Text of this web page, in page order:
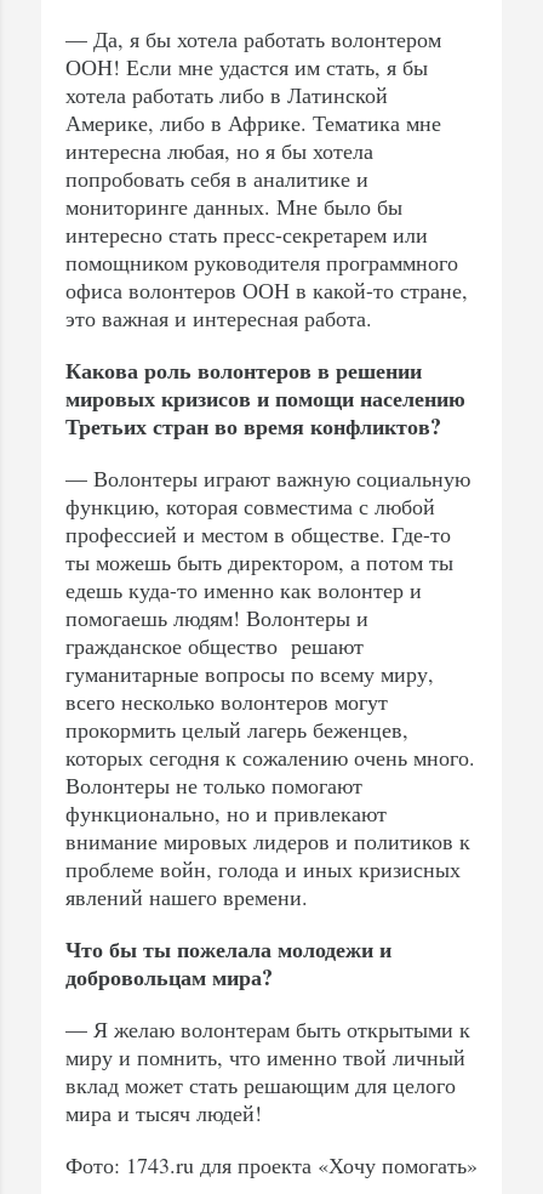
— Да, я бы хотела работать волонтером
ООН! Если мне удастся им стать, я бы
хотела работать либо в Латинской
Америке, либо в Африке. Тематика мне
интересна любая, но я бы хотела
попробовать себя в аналитике и
мониторинге данных. Мне было бы
интересно стать пресс-секретарем или
помощником руководителя программного
офиса волонтеров ООН в какой-то стране,
это важная и интересная работа.
Какова роль волонтеров в решении
мировых кризисов и помощи населению
Третьих стран во время конфликтов?
— Волонтеры играют важную социальную
функцию, которая совместима с любой
профессией и местом в обществе. Где-то
ты можешь быть директором, а потом ты
едешь куда-то именно как волонтер и
помогаешь людям! Волонтеры и
гражданское общество решают
гуманитарные вопросы по всему миру,
всего несколько волонтеров могут
прокормить целый лагерь беженцев,
которых сегодня к сожалению очень много.
Волонтеры не только помогают
функционально, но и привлекают
внимание мировых лидеров и политиков к
проблеме войн, голода и иных кризисных
явлений нашего времени.
Что бы ты пожелала молодежи и
добровольцам мира?
— Я желаю волонтерам быть открытыми к
миру и помнить, что именно твой личный
вклад может стать решающим для целого
мира и тысяч людей!
Фото: 1743.ru для проекта «Хочу помогать»